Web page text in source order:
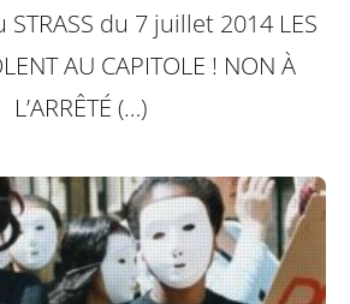
du 7 juillet 2014 LES
AU CAPITOLE ! NON À
L’ARRÊTÉ (…)